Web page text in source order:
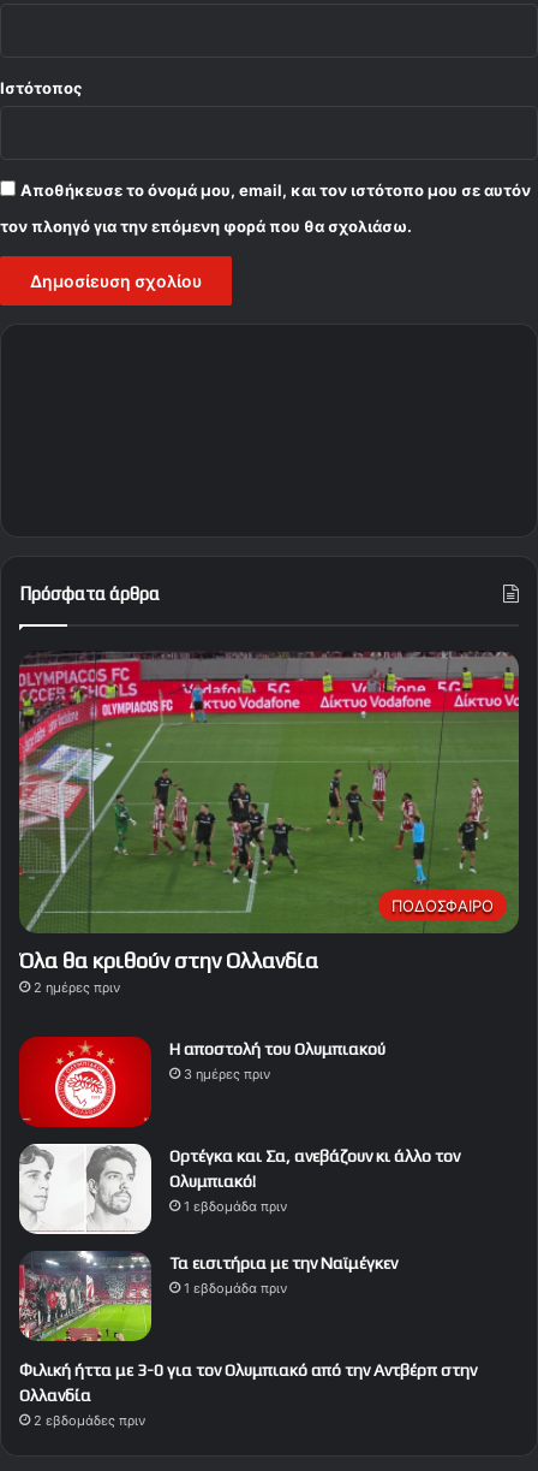
Ιστότοπος
Αποθήκευσε το όνομά μου, email, και τον ιστότοπο μου σε αυτόν
τον πλοηγό για την επόμενη φορά που θα σχολιάσω.
Πρόσφατα άρθρα
ΠΟΔΟΣΦΑΙΡΟ
Όλα θα κριθούν στην Ολλανδία
2 ημέρες πριν
Η αποστολή του Ολυμπιακού
3 ημέρες πριν
Ορτέγκα και Σα, ανεβάζουν κι άλλο τον
Ολυμπιακό!
1 εβδομάδα πριν
Τα εισιτήρια με την Ναϊμέγκεν
1 εβδομάδα πριν
Φιλική ήττα με 3-0 για τον Ολυμπιακό από την Αντβέρπ στην
Ολλανδία
2 εβδομάδες πριν